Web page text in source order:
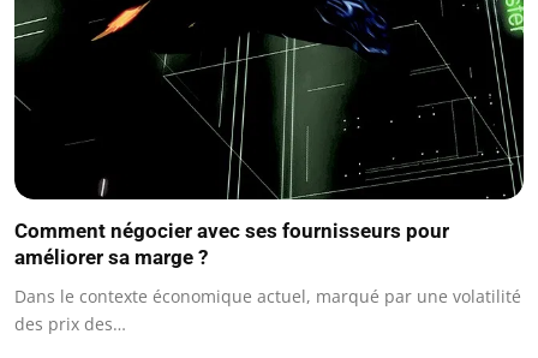
Comment négocier avec ses fournisseurs pour
améliorer sa marge ?
Dans le contexte économique actuel, marqué par une volatilité
des prix des…